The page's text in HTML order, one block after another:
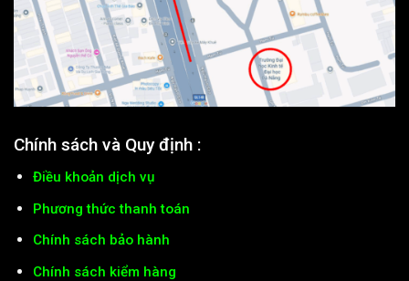
Chính sách và Quy định :
Điều khoản dịch vụ
Phương thức thanh toán
Chính sách bảo hành
Chính sách kiểm hàng